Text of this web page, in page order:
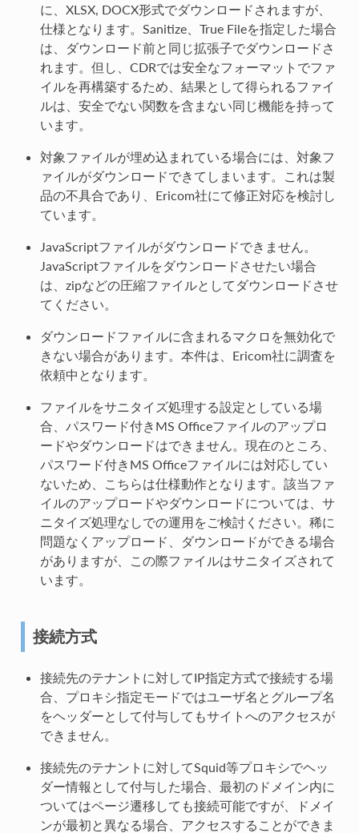
に、XLSX, DOCX形式でダウンロードされますが、
仕様となります。Sanitize、True Fileを指定した場合
は、ダウンロード前と同じ拡張子でダウンロードさ
れます。但し、CDRでは安全なフォーマットでファ
イルを再構築するため、結果として得られるファイ
ルは、安全でない関数を含まない同じ機能を持って
います。
対象ファイルが埋め込まれている場合には、対象フ
ァイルがダウンロードできてしまいます。これは製
品の不具合であり、Ericom社にて修正対応を検討し
ています。
JavaScriptファイルがダウンロードできません。
JavaScriptファイルをダウンロードさせたい場合
は、zipなどの圧縮ファイルとしてダウンロードさせ
てください。
ダウンロードファイルに含まれるマクロを無効化で
きない場合があります。本件は、Ericom社に調査を
依頼中となります。
ファイルをサニタイズ処理する設定としている場
合、パスワード付きMS Officeファイルのアップロ
ードやダウンロードはできません。現在のところ、
パスワード付きMS Officeファイルには対応してい
ないため、こちらは仕様動作となります。該当ファ
イルのアップロードやダウンロードについては、サ
ニタイズ処理なしでの運用をご検討ください。稀に
問題なくアップロード、ダウンロードができる場合
がありますが、この際ファイルはサニタイズされて
います。
接続方式
接続先のテナントに対してIP指定方式で接続する場
合、プロキシ指定モードではユーザ名とグループ名
をヘッダーとして付与してもサイトへのアクセスが
できません。
接続先のテナントに対してSquid等プロキシでヘッ
ダー情報として付与した場合、最初のドメイン内に
ついてはページ遷移しても接続可能ですが、ドメイ
ンが最初と異なる場合、アクセスすることができま